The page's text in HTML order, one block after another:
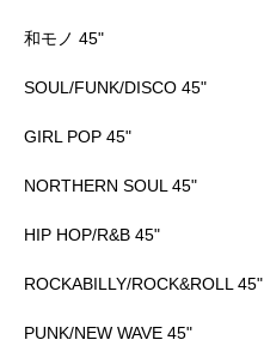
和モノ 45"
SOUL/FUNK/DISCO 45"
GIRL POP 45"
NORTHERN SOUL 45"
HIP HOP/R&B 45"
ROCKABILLY/ROCK&ROLL 45"
PUNK/NEW WAVE 45"